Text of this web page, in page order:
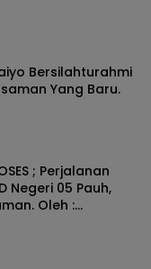
Bersilahturahmi
Yang Baru.
; Perjalanan
Negeri 05 Pauh,
Oleh :
SDN Pauh ,